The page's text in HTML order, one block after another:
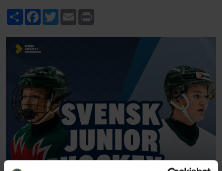
ShareFacebook
TwitterEmail